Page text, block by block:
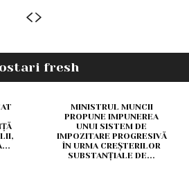
fresh
MINISTRUL MUNCII
PROPUNE IMPUNEREA
UNUI SISTEM DE
IMPOZITARE PROGRESIVĂ
ÎN URMA CREȘTERILOR
SUBSTANȚIALE DE...